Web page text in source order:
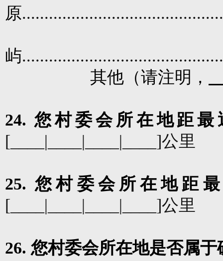
原
屿
其他（请注明，
24. 您村委会所在地距
[____|____|____|____]公里
25.您村委会所在地距
[____|____|____|____]公里
26. 您村委会所在地是否属于